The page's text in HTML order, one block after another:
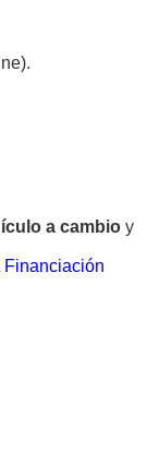
a cambio y
Financiación